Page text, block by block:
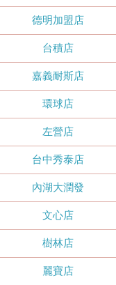
德明加盟店
台積店
嘉義耐斯店
環球店
左營店
台中秀泰店
內湖大潤發
文心店
樹林店
麗寶店